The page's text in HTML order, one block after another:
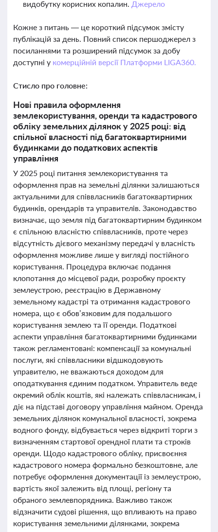
видобутку корисних копалин. Джерело
Кожне з питань — це короткий підсумок змісту
публікацій за день. Повний список першоджерел з
посиланнями та розширений підсумок за добу
доступні у комерційній версії Платформи LIGA360.
Стисло про головне:
Нові правила оформлення
землекористування, оренди та кадастрового
обліку земельних ділянок у 2025 році: від
спільної власності під багатоквартирними
будинками до податкових аспектів
управління
У 2025 році питання землекористування та
оформлення прав на земельні ділянки залишаються
актуальними для співвласників багатоквартирних
будинків, орендарів та управителів. Законодавство
визначає, що земля під багатоквартирним будинком
є спільною власністю співвласників, проте через
відсутність дієвого механізму передачі у власність
оформлення можливе лише у вигляді постійного
користування. Процедура включає подання
клопотання до місцевої ради, розробку проєкту
землеустрою, реєстрацію в Державному
земельному кадастрі та отримання кадастрового
номера, що є обов’язковим для подальшого
користування землею та її оренди. Податкові
аспекти управління багатоквартирними будинками
також регламентовані: компенсації за комунальні
послуги, які співвласники відшкодовують
управителю, не вважаються доходом для
оподаткування єдиним податком. Управитель веде
окремий облік коштів, які належать співвласникам, і
діє на підставі договору управління майном. Оренда
земельних ділянок комунальної власності, зокрема
водного фонду, відбувається через відкриті торги з
визначенням стартової орендної плати та строків
оренди. Щодо кадастрового обліку, присвоєння
кадастрового номера формально безкоштовне, але
потребує оформлення документації із землеустрою,
вартість якої залежить від площі, регіону та
обраного землевпорядника. Важливо також
відзначити судові рішення, що впливають на право
користування земельними ділянками, зокрема